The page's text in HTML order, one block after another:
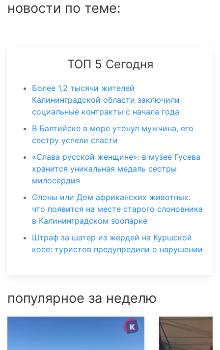
новости по теме:
ТОП 5 Сегодня
Более 1,2 тысячи жителей
Калининградской области заключили
социальные контракты с начала года
В Балтийске в море утонул мужчина, его
сестру успели спасти
«Слава русской женщине»: в музее Гусева
хранится уникальная медаль сестры
милосердия
Слоны или Дом африканских животных:
что появится на месте старого слоновника
в Калининградском зоопарке
Штраф за шатер из жердей на Куршской
косе: туристов предупредили о нарушении
популярное за неделю